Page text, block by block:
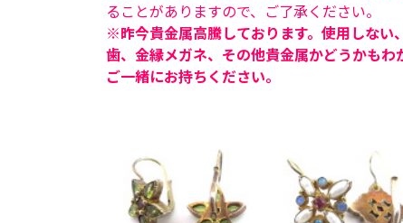
ることがありますので、ご了承ください。
※昨今貴金属高騰しております。使用しない
歯、金縁メガネ、その他貴金属かどうかも
ご一緒にお持ちください。